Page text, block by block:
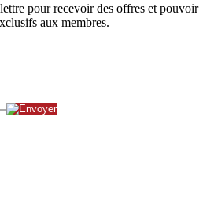
pour recevoir des offres et pouvoir
aux membres.